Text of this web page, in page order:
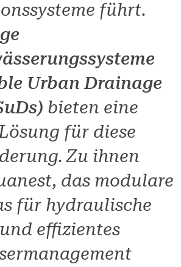
führt.
Urban Drainage
bieten eine
für diese
Zu ihnen
das modulare
für hydraulische
effizientes